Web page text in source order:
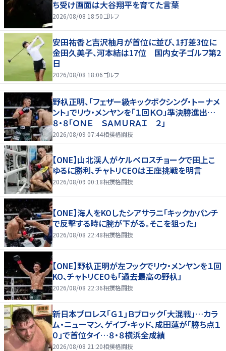
ち受け画面は大谷翔平を育てた言葉
2026/08/08 18:50ゴルフ
安田祐香と吉沢柚月が首位に並び、1打差3位に
金田久美子、河本結は17位 国内女子ゴルフ第2
日
2026/08/08 18:06ゴルフ
野杁正明、「フェザー級キックボクシング・トーナメ
ント」でリウ・メンヤンを「１回ＫＯ」準決勝進出…
８・８「ＯＮＥ ＳＡＭＵＲＡＩ ２」
2026/08/09 07:44相撲格闘技
【ONE】山北渓人がケルベロスチョークで田上こ
ゆるに勝利、チャトリCEOは王座挑戦を明言
2026/08/09 00:18相撲格闘技
【ONE】海人をKOしたシアサラニ「キックかパンチ
で反撃する時に腕が下がる。そこを狙った」
2026/08/08 22:48相撲格闘技
【ONE】野杁正明が左フックでリウ・メンヤンを１回
KO、チャトリCEOも「過去最高の野杁」
2026/08/08 22:36相撲格闘技
新日本プロレス「Ｇ１」Ｂブロック「大混戦」…カラ
ム・ニューマン、ゲイブ・キッド、成田蓮が「勝ち点１
０」で首位タイ…８・８横浜全成績
2026/08/08 21:20相撲格闘技